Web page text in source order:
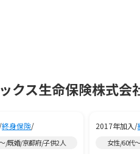
クス生命保険株式
終身保険/
/既婚/京都府/子供2人
2017年加入/
女性/60代